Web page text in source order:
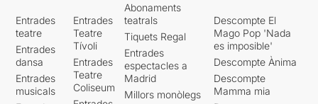
Entrades
teatre
Entrades
dansa
Entrades
musicals
Entrades
Teatre
Tívoli
Entrades
Teatre
Coliseum
Abonaments
teatrals
Tiquets Regal
Entrades
espectacles a
Madrid
Millors monòlegs
Descompte El
Mago Pop 'Nada
es imposible'
Descompte Ànima
Descompte
Mamma mia